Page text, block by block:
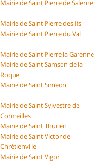
Mairie de Saint Pierre de Salerne
Mairie de Saint Pierre des Ifs
Mairie de Saint Pierre du Val
Mairie de Saint Pierre la Garenne
Mairie de Saint Samson de la
Roque
Mairie de Saint Siméon
Mairie de Saint Sylvestre de
Cormeilles
Mairie de Saint Thurien
Mairie de Saint Victor de
Chrétienville
Mairie de Saint Vigor